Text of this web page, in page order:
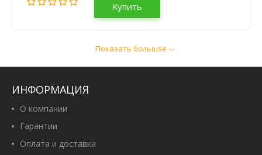
Купить
185/65 R15 88H
Показать большsе
ИНФОРМАЦИЯ
О компании
Гарантии
Оплата и доставка